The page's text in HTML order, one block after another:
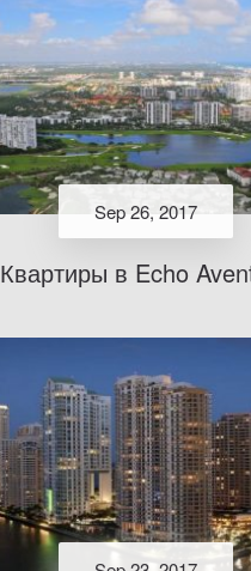
Sep 26, 2017
Квартиры в Echo